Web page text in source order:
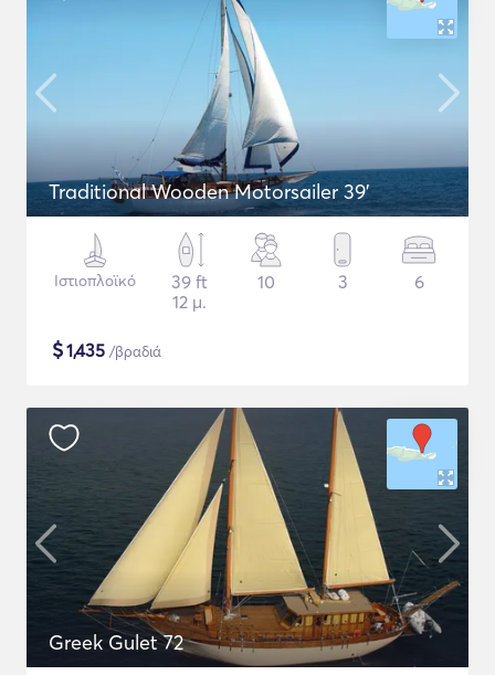
Traditional Wooden Motorsailer 39'
Ιστιοπλοϊκό
39 ft
12 μ.
10 3 6
$1,435 /βραδιά
Greek Gulet 72